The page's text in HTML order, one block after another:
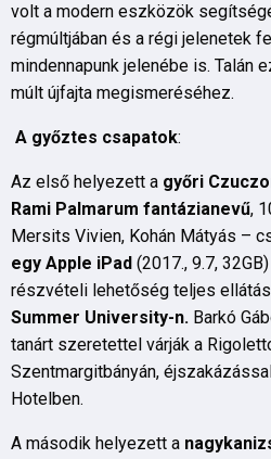
volt a modern eszközök
régmúltjában és a régi jelenetek
mindennapunk jelenébe is. Talán
múlt újfajta megismeréséhez.
A győztes csapatok:
Az első helyezett a győri
Rami Palmarum fantázianevű,
Mersits Vivien, Kohán Mátyás –
egy Apple iPad (2017., 9.7,
részvételi lehetőség teljes
Summer University-n. Barkó
tanárt szeretettel várják a
Szentmargitbányán,
Hotelben.
A második helyezett a